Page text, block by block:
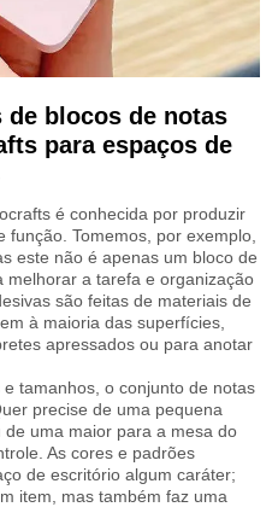
de blocos de notas
para espaços de
é conhecida por produzir
Tomemos, por exemplo,
este não é apenas um bloco de
melhorar a tarefa e organização
são feitas de materiais de
à maioria das superfícies,
apressados ou para anotar
tamanhos, o conjunto de notas
precise de uma pequena
uma maior para a mesa do
As cores e padrões
de escritório algum caráter;
item, mas também faz uma